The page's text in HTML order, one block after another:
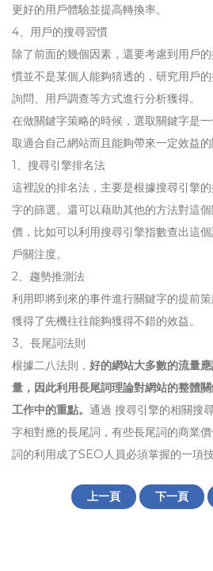
更好的用戶體驗並提高轉換率。
4、用戶的搜尋習慣
除了前面的幾個因素，還要考慮到用戶
慣並不是某個人能夠猜透的，研究用戶
詢問、用戶調查等方式進行分析獲得。
在做關鍵字策略的時候，選取關鍵字是
取適合自己網站而且能夠帶來一定效益
1、搜尋引擎排名法
這裡說的排名法，主要是根據搜尋引擎
字的篩選。還可以藉助其他的方法對這
價，比如可以利用搜尋引擎指數查出這
戶關注度。
2、趨勢推測法
利用即將到來的事件進行關鍵字的提前
獲得了先機往往能夠獲得不錯的效益。
3、長尾詞法則
根據二八法則， 好的網站大多數的流量
量，因此利用長尾詞理論對網站的整體
工作中的重點。 通過 搜尋引擎的相關搜
字相對應的長尾詞，有些長尾詞的商業
詞的利用成了SEO人員必須掌握的一項技
上一頁 下一頁